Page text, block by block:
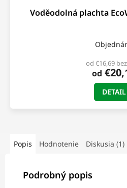
Voděodolná plachta
od €16,69
od
DETAIL
Popis Hodnotenie Diskusia (1)
Podrobný popis